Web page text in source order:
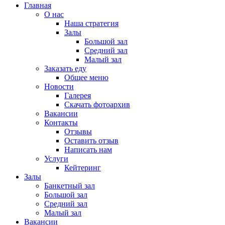
Главная
О нас
Наша стратегия
Залы
Большой зал
Средний зал
Малый зал
Заказать еду
Общее меню
Новости
Галерея
Скачать фотоархив
Вакансии
Контакты
Отзывы
Оставить отзыв
Написать нам
Услуги
Кейтеринг
Залы
Банкетный зал
Большой зал
Средний зал
Малый зал
Вакансии